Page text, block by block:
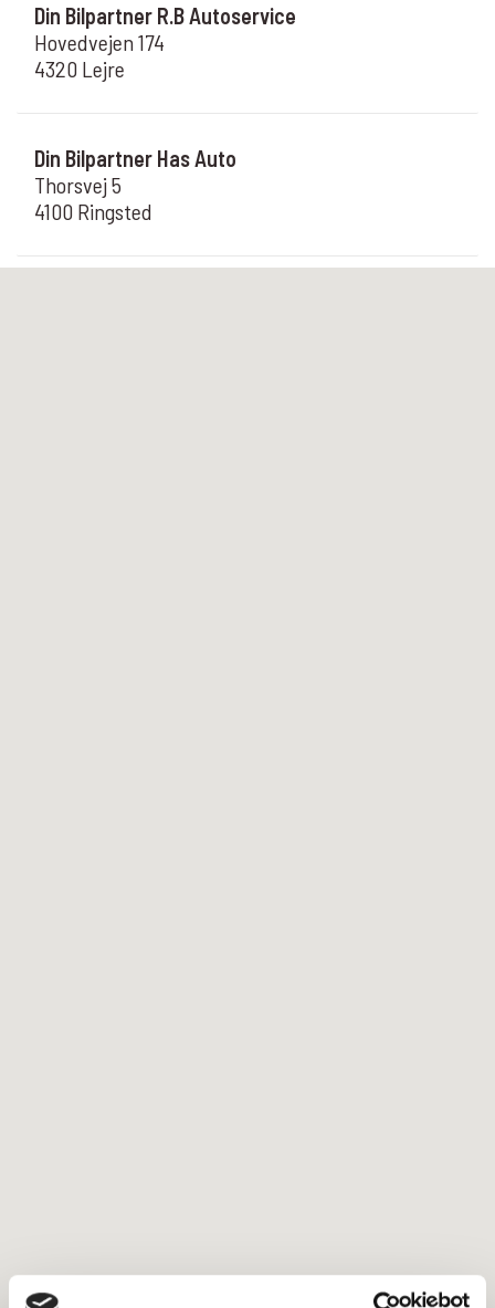
Din Bilpartner R.B Autoservice
Hovedvejen 174
4320 Lejre
Din Bilpartner Has Auto
Thorsvej 5
4100 Ringsted